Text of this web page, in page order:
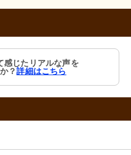
感じたリアルな声を
？詳細はこちら